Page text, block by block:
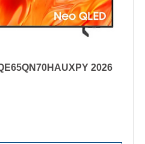
2026